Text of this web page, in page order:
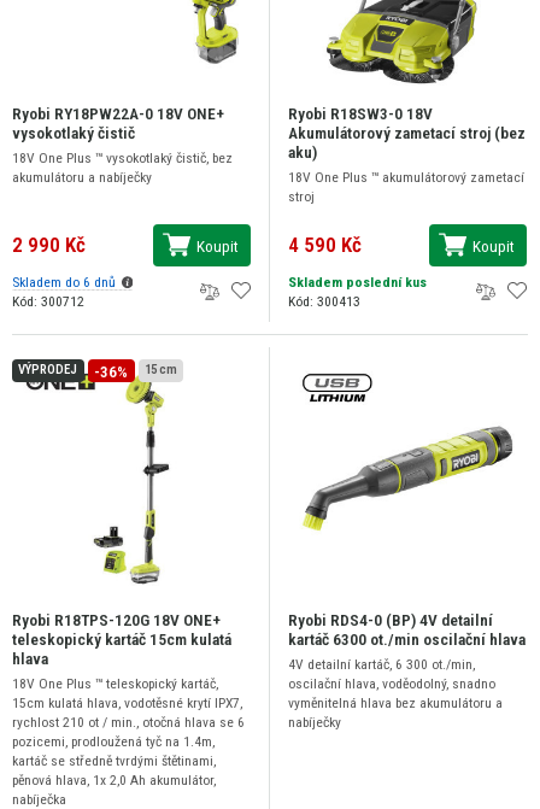
Ryobi RY18PW22A-0 18V ONE+
vysokotlaký čistič
18V One Plus ™ vysokotlaký čistič, bez
akumulátoru a nabíječky
2 990 Kč Koupit
Skladem do 6 dnů
Kód: 300712
Ryobi R18SW3-0 18V
Akumulátorový zametací stroj (bez
aku)
18V One Plus ™ akumulátorový zametací
stroj
4 590 Kč Koupit
Skladem poslední kus
Kód: 300413
VÝPRODEJ -36% 15 cm
Ryobi R18TPS-120G 18V ONE+
teleskopický kartáč 15cm kulatá
hlava
18V One Plus ™ teleskopický kartáč,
15cm kulatá hlava, vodotěsné krytí IPX7,
rychlost 210 ot / min., otočná hlava se 6
pozicemi, prodloužená tyč na 1.4m,
kartáč se středně tvrdými štětinami,
pěnová hlava, 1x 2,0 Ah akumulátor,
nabíječka
Ryobi RDS4-0 (BP) 4V detailní
kartáč 6300 ot./min oscilační hlava
4V detailní kartáč, 6 300 ot./min,
oscilační hlava, voděodolný, snadno
vyměnitelná hlava bez akumulátoru a
nabíječky